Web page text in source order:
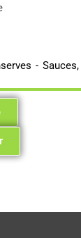
- Sauces,